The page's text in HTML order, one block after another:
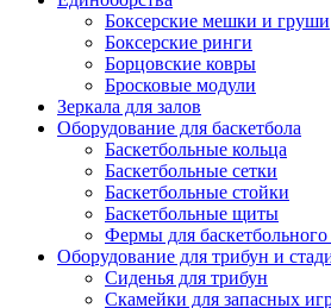
Боксерские мешки и груши
Боксерские ринги
Борцовские ковры
Бросковые модули
Зеркала для залов
Оборудование для баскетбола
Баскетбольные кольца
Баскетбольные сетки
Баскетбольные стойки
Баскетбольные щиты
Фермы для
Оборудование для трибун и
Сиденья для трибун
Скамейки для запасных